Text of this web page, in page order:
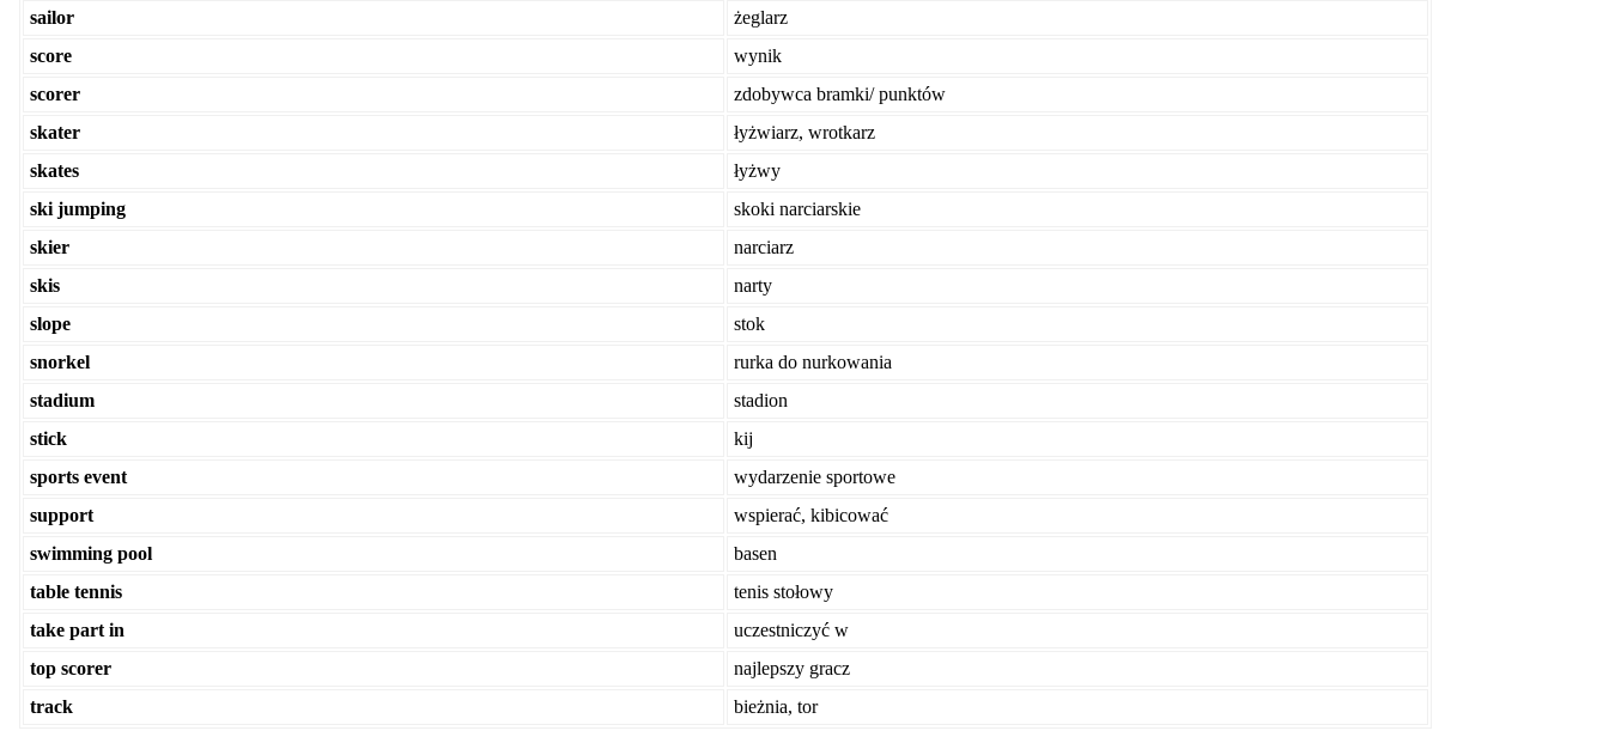
sailor
żeglarz
score
wynik
scorer
zdobywca bramki/ punktów
skater
łyżwiarz, wrotkarz
skates
łyżwy
ski jumping
skoki narciarskie
skier
narciarz
skis
narty
slope
stok
snorkel
rurka do nurkowania
stadium
stadion
stick
kij
sports event
wydarzenie sportowe
support
wspierać, kibicować
swimming pool
basen
table tennis
tenis stołowy
take part in
uczestniczyć w
top scorer
najlepszy gracz
track
bieżnia, tor